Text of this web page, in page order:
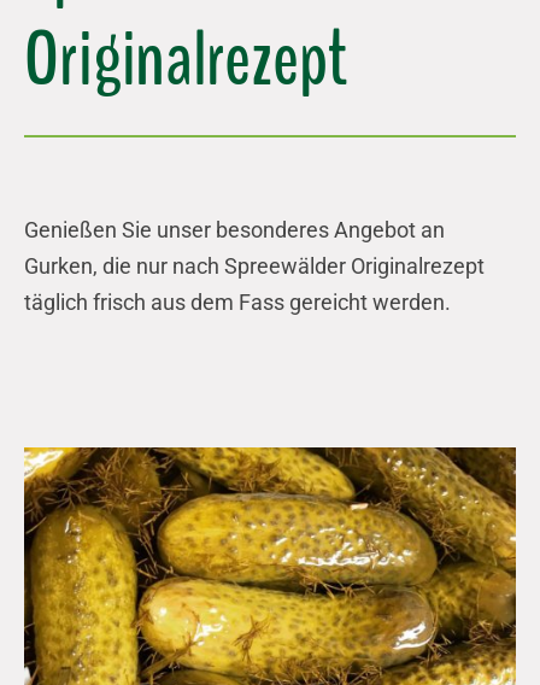
Originalrezept
Genießen Sie unser besonderes Angebot an
Gurken, die nur nach Spreewälder Originalrezept
täglich frisch aus dem Fass gereicht werden.